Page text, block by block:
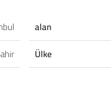
alan
Ülke